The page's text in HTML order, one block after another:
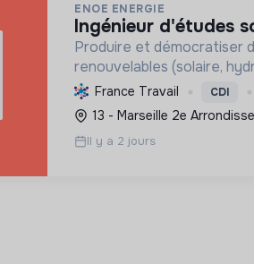
ENOE ENERGIE
ingénieur d'études
Produire et démocratiser
renouvelables (solaire,
transition écologique
et en valorisant les
France Travail CDI
13 - Marseille 2e
Il y a 2 jours